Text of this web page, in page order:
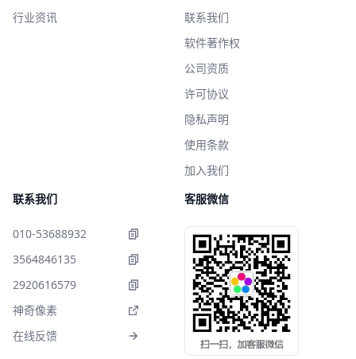
行业资讯
联系我们
软件著作权
公司资质
许可协议
隐私声明
使用条款
加入我们
联系我们
010-53688932
3564846135
2920616579
神奇像素
在线反馈
客服微信